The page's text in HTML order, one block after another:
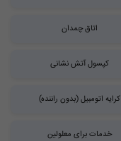
اتاق چمدان
کپسول آتش نشانی
کرایه اتومبیل (بدون راننده)
خدمات برای معلولین